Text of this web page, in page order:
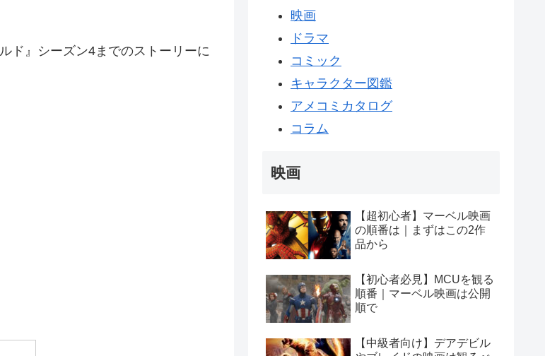
ド』シーズン4までのストーリーに
映画
ドラマ
コミック
キャラクター図鑑
アメコミカタログ
コラム
映画
【超初心者】マーベル映画
の順番は｜まずはこの2作
品から
【初心者必見】MCUを観る
順番｜マーベル映画は公開
順で
【中級者向け】デアデビル